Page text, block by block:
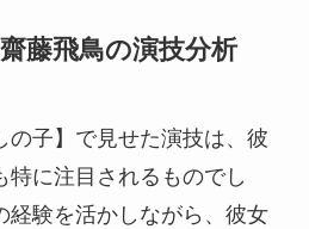
藤飛鳥の演技分析
の子】で見せた演技は、彼
特に注目されるものでし
経験を活かしながら、彼女